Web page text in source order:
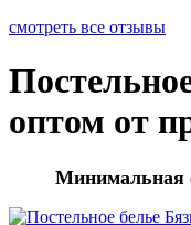
смотреть все отзывы
оптом от
Минимальная